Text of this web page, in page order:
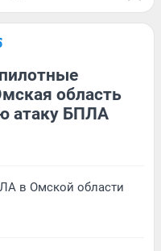
область
атаку БПЛА
в Омской области